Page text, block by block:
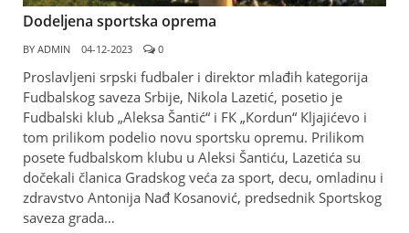
Dodeljena sportska oprema
BY ADMIN 04-12-2023 0
Proslavljeni srpski fudbaler i direktor mlađih kategorija
Fudbalskog saveza Srbije, Nikola Lazetić, posetio je
Fudbalski klub „Aleksa Šantić“ i FК „Кordun“ Кljajićevo i
tom prilikom podelio novu sportsku opremu. Prilikom
posete fudbalskom klubu u Aleksi Šantiću, Lazetića su
dočekali članica Gradskog veća za sport, decu, omladinu i
zdravstvo Antonija Nađ Кosanović, predsednik Sportskog
saveza grada…